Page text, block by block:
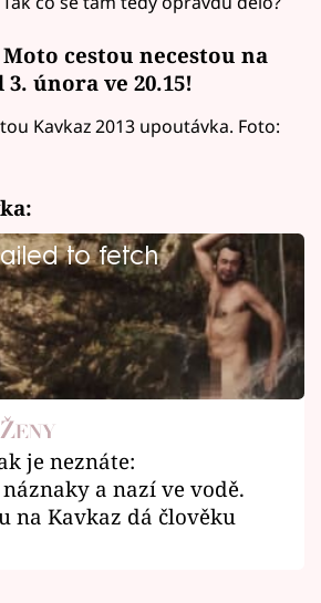
cestou necestou na
3. února ve 20.15!
Kavkaz 2013 upoutávka. Foto:
to fetch
je neznáte:
a nazí ve vodě.
na Kavkaz dá člověku